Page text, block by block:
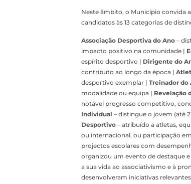
Neste âmbito, o Município convida
candidatos às 13 categorias de
Associação Desportiva do Ano –
impacto positivo na comunidade |
espírito desportivo | Dirigente do
contributo ao longo da época |
desportivo exemplar | Treinador do
modalidade ou equipa | Revelação
notável progresso competitivo,
Individual – distingue o jovem (até
Desportivo – atribuído a atletas,
ou internacional, ou participação
projectos escolares com
organizou um evento de destaque
a sua vida ao associativismo e à
desenvolveram iniciativas